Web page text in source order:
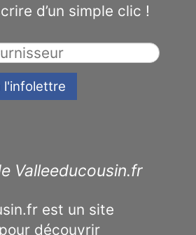
d’un simple clic !
Valleeducousin.fr
est un site
découvrir